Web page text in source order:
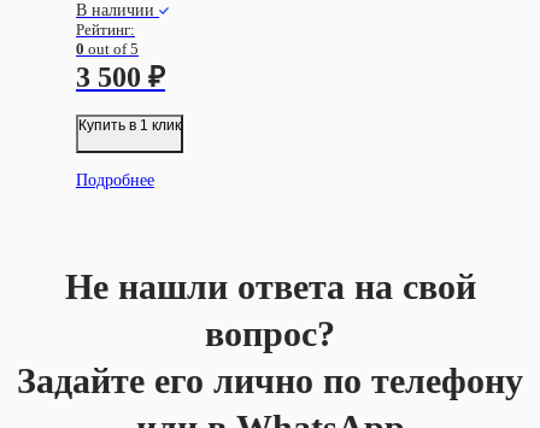
В наличии
Рейтинг:
0 out of 5
3 500 ₽
Купить в 1 клик
Подробнее
Не нашли ответа на свой
вопрос?
Задайте его лично по телефону